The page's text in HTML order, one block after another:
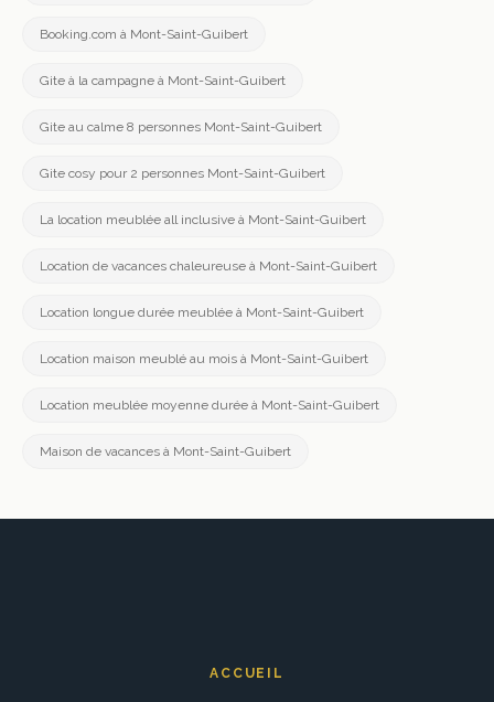
Booking.com à Mont-Saint-Guibert
Gite à la campagne à Mont-Saint-Guibert
Gite au calme 8 personnes Mont-Saint-Guibert
Gite cosy pour 2 personnes Mont-Saint-Guibert
La location meublée all inclusive à Mont-Saint-Guibert
Location de vacances chaleureuse à Mont-Saint-Guibert
Location longue durée meublée à Mont-Saint-Guibert
Location maison meublé au mois à Mont-Saint-Guibert
Location meublée moyenne durée à Mont-Saint-Guibert
Maison de vacances à Mont-Saint-Guibert
ACCUEIL